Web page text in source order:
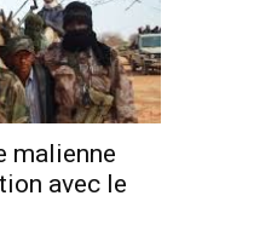
malienne
avec le